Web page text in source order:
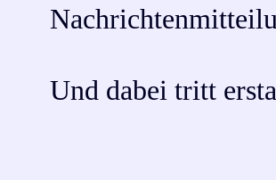
Und dabei tritt